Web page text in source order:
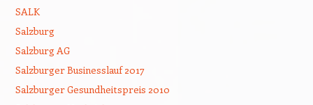
SALK
Salzburg
Salzburg AG
Salzburger Businesslauf 2017
Salzburger Gesundheitspreis 2010